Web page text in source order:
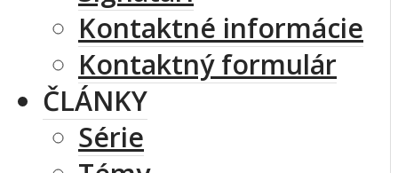
Kontaktné informácie
Kontaktný formulár
ČLÁNKY
Série